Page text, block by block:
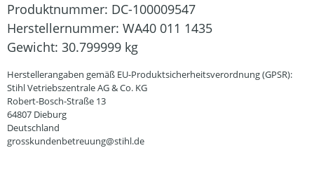
Produktnummer: DC-100009547
Herstellernummer: WA40 011 1435
Gewicht: 30.799999 kg
Herstellerangaben gemäß EU-Produktsicherheitsverordnung (GPSR):
Stihl Vetriebszentrale AG & Co. KG
Robert-Bosch-Straße 13
64807 Dieburg
Deutschland
grosskundenbetreuung@stihl.de